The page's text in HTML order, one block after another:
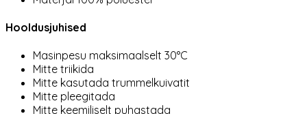
Hooldusjuhised
Masinpesu maksimaalselt 30°C
Mitte triikida
Mitte kasutada trummelkuivatit
Mitte pleegitada
Mitte keemiliselt puhastada